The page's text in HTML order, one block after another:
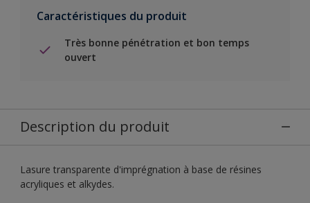
Caractéristiques du produit
Très bonne pénétration et bon temps
ouvert
Description du produit
Lasure transparente d'imprégnation à base de résines
acryliques et alkydes.